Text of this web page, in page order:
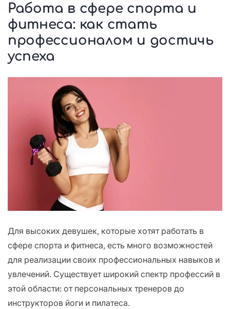
Работа в сфере спорта и
фитнеса: как стать
профессионалом и достичь
успеха
Для высоких девушек, которые хотят работать в
сфере спорта и фитнеса, есть много возможностей
для реализации своих профессиональных навыков и
увлечений. Существует широкий спектр профессий в
этой области: от персональных тренеров до
инструкторов йоги и пилатеса.